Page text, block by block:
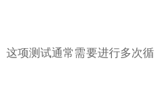
项测试通常需要进行多次循